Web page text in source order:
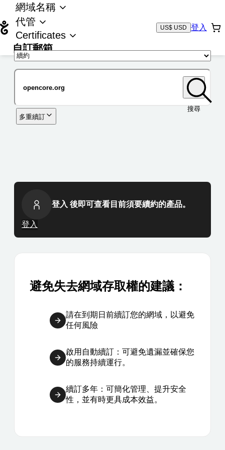
網域名稱
代管
Certificates
自訂郵箱
US$ USD 登入
搜尋
多重續訂
登入 後即可查看目前須要續約的產品。
登入
避免失去網域存取權的建議：
請在到期日前續訂您的網域，以避免
任何風險
啟用自動續訂：可避免遺漏並確保您
的服務持續運行。
續訂多年：可簡化管理、提升安全
性，並有時更具成本效益。